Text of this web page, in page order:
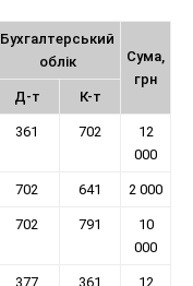
Бухгалтерський
облік
Сума,
грн
Д-т
К-т
361 702
12
000
702 641 2 000
702 791
10
000
377 361 12